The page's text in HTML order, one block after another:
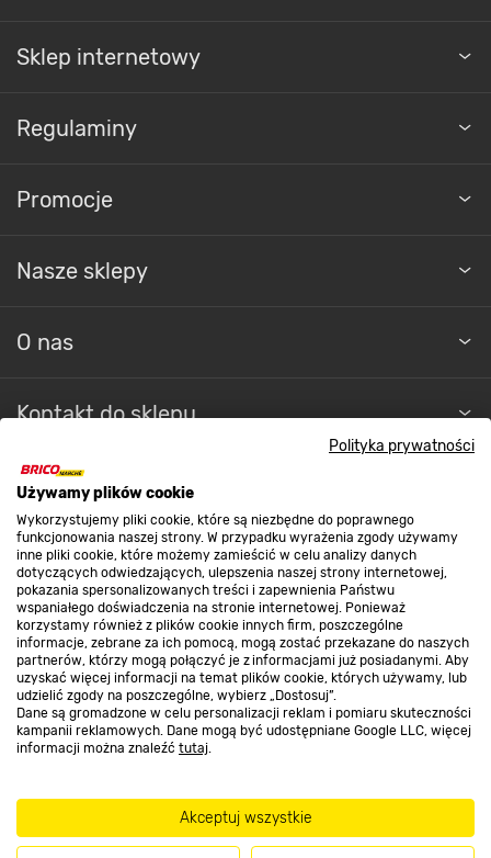
Polityka prywatności
Używamy plików cookie
Wykorzystujemy pliki cookie, które są niezbędne do poprawnego
funkcjonowania naszej strony. W przypadku wyrażenia zgody używamy
inne pliki cookie, które możemy zamieścić w celu analizy danych
dotyczących odwiedzających, ulepszenia naszej strony internetowej,
pokazania spersonalizowanych treści i zapewnienia Państwu
wspaniałego doświadczenia na stronie internetowej. Ponieważ
korzystamy również z plików cookie innych firm, poszczególne
informacje, zebrane za ich pomocą, mogą zostać przekazane do naszych
partnerów, którzy mogą połączyć je z informacjami już posiadanymi. Aby
uzyskać więcej informacji na temat plików cookie, których używamy, lub
udzielić zgody na poszczególne, wybierz „Dostosuj”.
Dane są gromadzone w celu personalizacji reklam i pomiaru skuteczności
kampanii reklamowych. Dane mogą być udostępniane Google LLC, więcej
informacji można znaleźć tutaj.
Akceptuj wszystkie
Sklep internetowy
Regulaminy
Promocje
Nasze sklepy
O nas
Kontakt do sklepu
Strefa biznesu
Dołącz do nas
Metody płatności
Informacje handlowe o towarach i ich cenach podane na stronach serwisu:
https://www.bricomarche.pl/nie stanowią oferty, a są wyłącznie
zaproszeniem do zawarcia umowy w rozumieniu art. 71 Kodeksu cywilnego.